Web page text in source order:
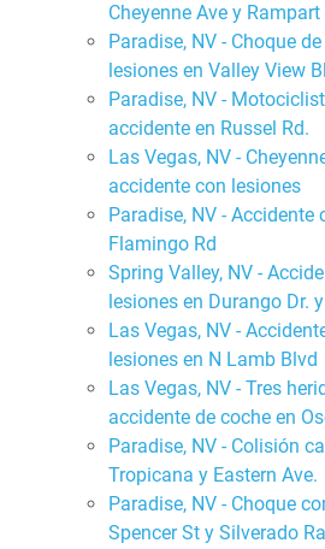
Cheyenne Ave y Rampart
Paradise, NV - Choque
lesiones en Valley View
Paradise, NV -
accidente en Russel Rd.
Las Vegas, NV -
accidente con lesiones
Paradise, NV - Accidente
Flamingo Rd
Spring Valley, NV -
lesiones en Durango Dr.
Las Vegas, NV -
lesiones en N Lamb Blvd
Las Vegas, NV - Tres
accidente de coche en
Paradise, NV - Colisión
Tropicana y Eastern Ave.
Paradise, NV - Choque
Spencer St y Silverado